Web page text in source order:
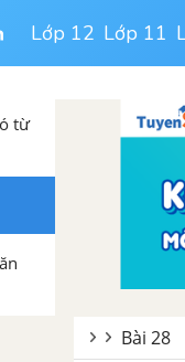
Lớp 12 Lớp 11
từ
Bài 28